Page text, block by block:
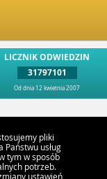
LICZNIK ODWIEDZIN
31797101
Od dnia 12 kwietnia 2007
Gminy i Miasta Rychwał
pliki
Państwu usług
tym w sposób
potrzeb.
ustawień